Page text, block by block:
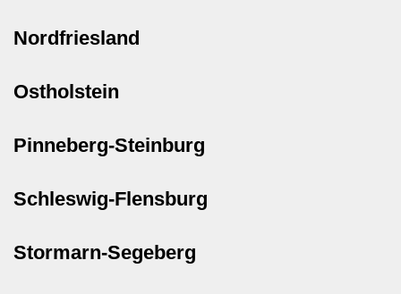
Nordfriesland
Ostholstein
Pinneberg-Steinburg
Schleswig-Flensburg
Stormarn-Segeberg